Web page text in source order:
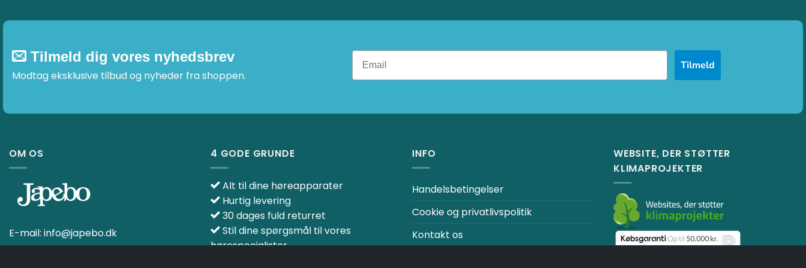
Tilmeld dig vores nyhedsbrev
Modtag eksklusive tilbud og nyheder fra shoppen.
Tilmeld
OM OS
E-mail: info@japebo.dk
4 GODE GRUNDE
Alt til dine høreapparater
Hurtig levering
30 dages fuld returret
Stil dine spørgsmål til vores
hørespecialister
INFO
Handelsbetingelser
Cookie og privatlivspolitik
Kontakt os
WEBSITE, DER STØTTER
KLIMAPROJEKTER